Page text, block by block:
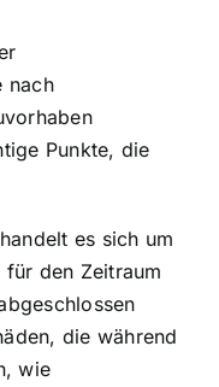
nach
Punkte, die
es sich um
den Zeitraum
die während
wie